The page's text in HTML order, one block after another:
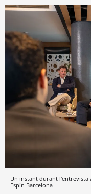
Un instant durant l'entrevista
Espín Barcelona